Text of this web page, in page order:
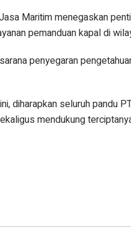
Maritim menegaskan
pemanduan kapal di
penyegaran
diharapkan seluruh pandu
mendukung